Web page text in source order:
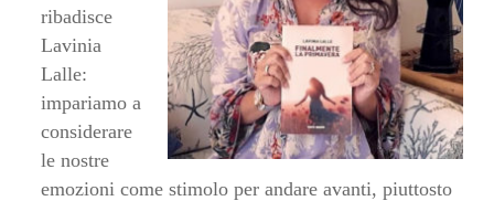
ribadisce
Lavinia
Lalle:
impariamo a
considerare
le nostre
emozioni come stimolo per andare avanti, piuttosto